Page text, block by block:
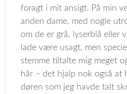
foragt i mit ansigt. På min
anden dame, med nogle
om de er grå, lyserblå eller
lade være usagt, men
stemme tiltalte mig meget
hår – det hjalp nok også at
døren som jeg havde talt